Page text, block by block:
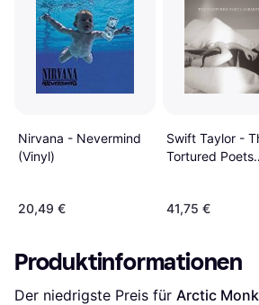
Nirvana - Nevermind
(Vinyl)
20,49 €
Swift Taylor -
Tortured Poets
41,75 €
Produktinformationen
Der niedrigste Preis für Arctic